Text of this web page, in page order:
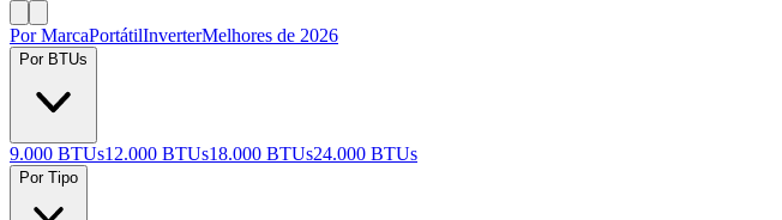
Por MarcaPortátilInverterMelhores de 2026
Por BTUs
9.000 BTUs12.000 BTUs18.000 BTUs24.000 BTUs
Por Tipo